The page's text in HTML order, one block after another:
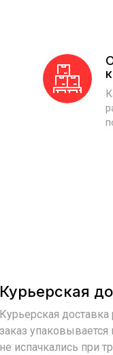
Курьерская
Курьерская
заказ
не испачкались при